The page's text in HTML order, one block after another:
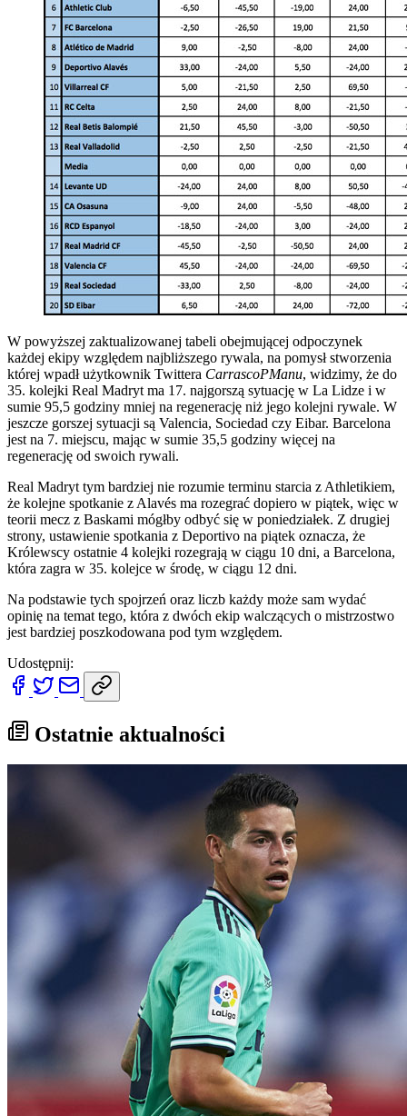
W powyższej zaktualizowanej tabeli obejmującej odpoczynek
każdej ekipy względem najbliższego rywala, na pomysł stworzenia
której wpadł użytkownik Twittera CarrascoPManu, widzimy, że do
35. kolejki Real Madryt ma 17. najgorszą sytuację w La Lidze i w
sumie 95,5 godziny mniej na regenerację niż jego kolejni rywale. W
jeszcze gorszej sytuacji są Valencia, Sociedad czy Eibar. Barcelona
jest na 7. miejscu, mając w sumie 35,5 godziny więcej na
regenerację od swoich rywali.
Real Madryt tym bardziej nie rozumie terminu starcia z Athletikiem,
że kolejne spotkanie z Alavés ma rozegrać dopiero w piątek, więc w
teorii mecz z Baskami mógłby odbyć się w poniedziałek. Z drugiej
strony, ustawienie spotkania z Deportivo na piątek oznacza, że
Królewscy ostatnie 4 kolejki rozegrają w ciągu 10 dni, a Barcelona,
która zagra w 35. kolejce w środę, w ciągu 12 dni.
Na podstawie tych spojrzeń oraz liczb każdy może sam wydać
opinię na temat tego, która z dwóch ekip walczących o mistrzostwo
jest bardziej poszkodowana pod tym względem.
Udostępnij:
Ostatnie aktualności